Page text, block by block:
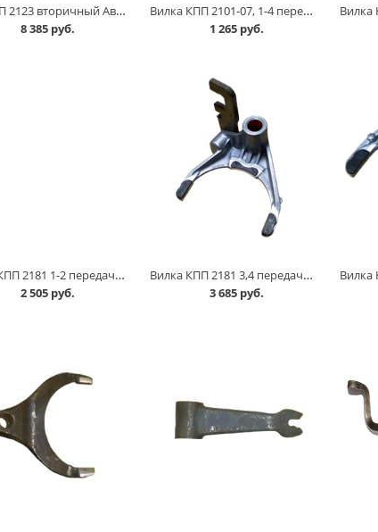
Вал КПП 2123 вторичный АвтоВАЗ в Омске
8 385 руб.
Вилка КПП 2101-07, 1-4 передачи АвтоВАЗ в Омске
1 265 руб.
Вилка КПП 2181 1-2 передачи АвтоВАЗ в Омске
2 505 руб.
Вилка КПП 2181 3,4 передачи АвтоВАЗ в Омске
3 685 руб.